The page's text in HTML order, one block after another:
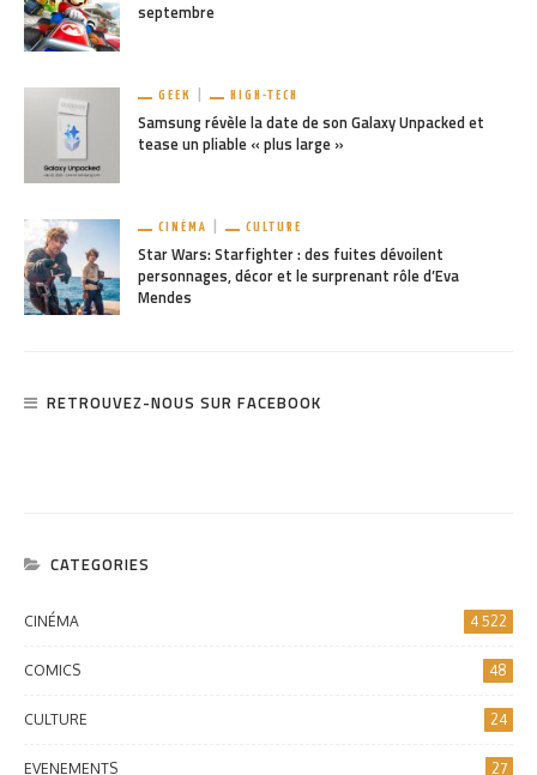
septembre
GEEK HIGH-TECH
Samsung révèle la date de son Galaxy Unpacked et
tease un pliable « plus large »
CINÉMA CULTURE
Star Wars: Starfighter : des fuites dévoilent
personnages, décor et le surprenant rôle d’Eva
Mendes
RETROUVEZ-NOUS SUR FACEBOOK
CATEGORIES
CINÉMA 4 522
COMICS 48
CULTURE 24
EVENEMENTS 27